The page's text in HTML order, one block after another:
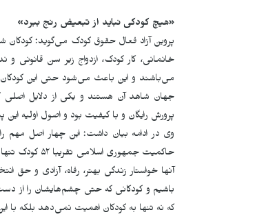
«هیچ کودکی نباید از تبعیض رنج ببرد»
پروین آزاد فعال حقوق کودک می‌گوید: کودکان
خانمانی، کار کودک، ازدواج زیر سن
می‌باشند و این باعث می‌شود حتی این کودکان
جهان شاهد آن هستند و یکی از دلایل اصلی
پرورش رایگان و با کیفیت بود و اصول اولیه
وی در ادامە بیان داشت: این چهار اصل مهم
حاکمیت
آنها خواستار زندگی بهتر، رفاە، آزادی و
باشیم و کودکانی که حتی چشم‌هایشان را از
که نە تنها به کودکان اهمیت نمی‌دهد بلکه با